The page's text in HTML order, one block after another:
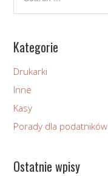
Kategorie
Drukarki
Inne
Kasy
Porady dla podatników
Ostatnie wpisy